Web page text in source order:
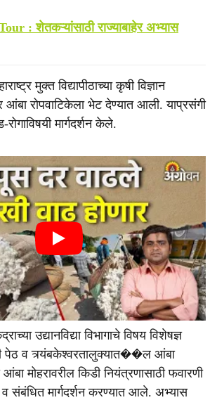
: शेतकऱ्यांसाठी राज्याबाहेर अभ्यास
मुक्त विद्यापीठाच्या कृषी विज्ञान
आंबा रोपवाटिकेला भेट देण्यात आली. याप्रसंगी
मार्गदर्शन केले.
उद्यानविद्या विभागाचे विषय विशेषज्ञ
पेठ व त्र्यंबकेश्वरतालुक्यात��ल आंबा
मोहरावरील किडी नियंत्रणासाठी फवारणी
व संबंधित मार्गदर्शन करण्यात आले. अभ्यास